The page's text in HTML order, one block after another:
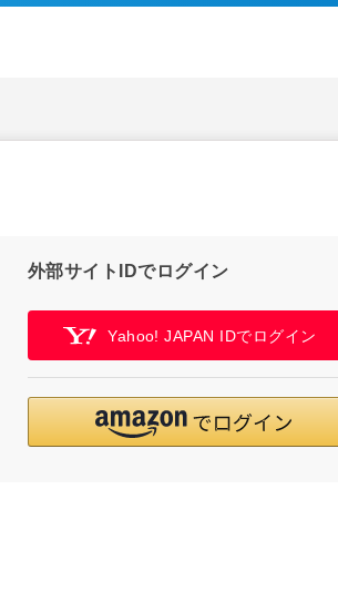
外部サイトIDでログイン
Yahoo! JAPAN IDでログイン